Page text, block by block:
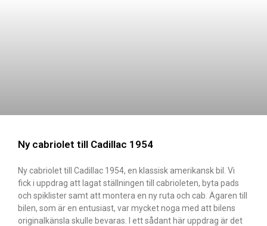
Ny cabriolet till Cadillac 1954
Ny cabriolet till Cadillac 1954, en klassisk amerikansk bil. Vi
fick i uppdrag att lagat ställningen till cabrioleten, byta pads
och spiklister samt att montera en ny ruta och cab. Ägaren till
bilen, som är en entusiast, var mycket noga med att bilens
originalkänsla skulle bevaras. I ett sådant här uppdrag är det